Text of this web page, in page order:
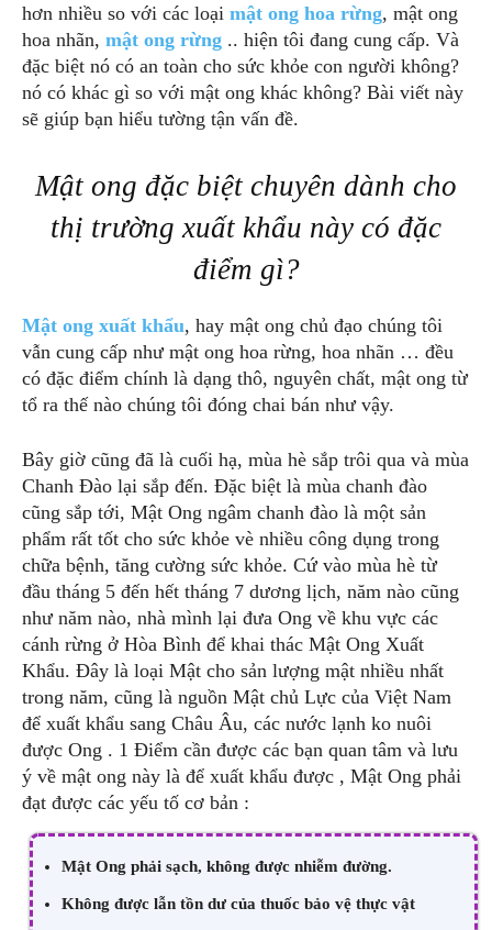
hơn nhiều so với các loại mật ong hoa rừng, mật ong
hoa nhãn, mật ong rừng .. hiện tôi đang cung cấp. Và
đặc biệt nó có an toàn cho sức khỏe con người không?
nó có khác gì so với mật ong khác không? Bài viết này
sẽ giúp bạn hiểu tường tận vấn đề.
Mật ong đặc biệt chuyên dành cho
thị trường xuất khẩu này có đặc
điểm gì?
Mật ong xuất khẩu, hay mật ong chủ đạo chúng tôi
vẫn cung cấp như mật ong hoa rừng, hoa nhãn … đều
có đặc điểm chính là dạng thô, nguyên chất, mật ong từ
tổ ra thế nào chúng tôi đóng chai bán như vậy.
Bây giờ cũng đã là cuối hạ, mùa hè sắp trôi qua và mùa
Chanh Đào lại sắp đến. Đặc biệt là mùa chanh đào
cũng sắp tới, Mật Ong ngâm chanh đào là một sản
phẩm rất tốt cho sức khỏe vè nhiều công dụng trong
chữa bệnh, tăng cường sức khỏe. Cứ vào mùa hè từ
đầu tháng 5 đến hết tháng 7 dương lịch, năm nào cũng
như năm nào, nhà mình lại đưa Ong về khu vực các
cánh rừng ở Hòa Bình để khai thác Mật Ong Xuất
Khẩu. Đây là loại Mật cho sản lượng mật nhiều nhất
trong năm, cũng là nguồn Mật chủ Lực của Việt Nam
để xuất khẩu sang Châu Âu, các nước lạnh ko nuôi
được Ong . 1 Điểm cần được các bạn quan tâm và lưu
ý về mật ong này là để xuất khẩu được , Mật Ong phải
đạt được các yếu tố cơ bản :
Mật Ong phải sạch, không được nhiễm đường.
Không được lẫn tồn dư của thuốc bảo vệ thực vật